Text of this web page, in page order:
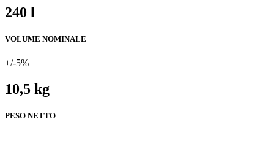
240 l
VOLUME NOMINALE
+/-5%
10,5 kg
PESO NETTO